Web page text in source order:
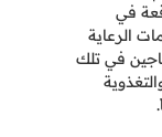
في
الرعاية
في تلك